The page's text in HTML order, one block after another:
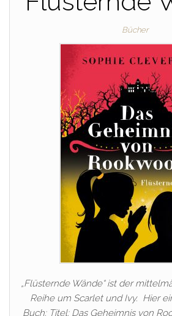
Bücher
„Flüsternde Wände“ ist der
Reihe um Scarlet und Ivy. Hier
Buch: Titel: Das Geheimnis von